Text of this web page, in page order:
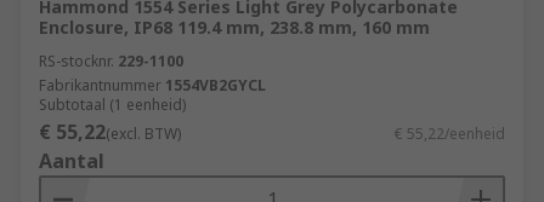
Hammond 1554 Series Light Grey Polycarbonate
Enclosure, IP68 119.4 mm, 238.8 mm, 160 mm
RS-stocknr. 229-1100
Fabrikantnummer 1554VB2GYCL
Subtotaal (1 eenheid)
€ 55,22(excl. BTW) € 55,22/eenheid
Aantal